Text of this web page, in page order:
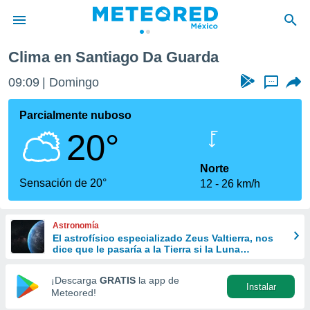
de
ha sido
que se
calidad.
a este
las
y
forma
digital
basada
Clima en Santiago Da Guarda
09:09 Domingo ...
Parcialmente nuboso
20°
Sensación de 20°
Norte
12
26 km/h
Astronomía
El astrofísico especializado Zeus Valtierra, nos
dice que le pasaría a la Tierra si la Luna
¡Descarga GRATIS la app de
Meteored!
Instalar